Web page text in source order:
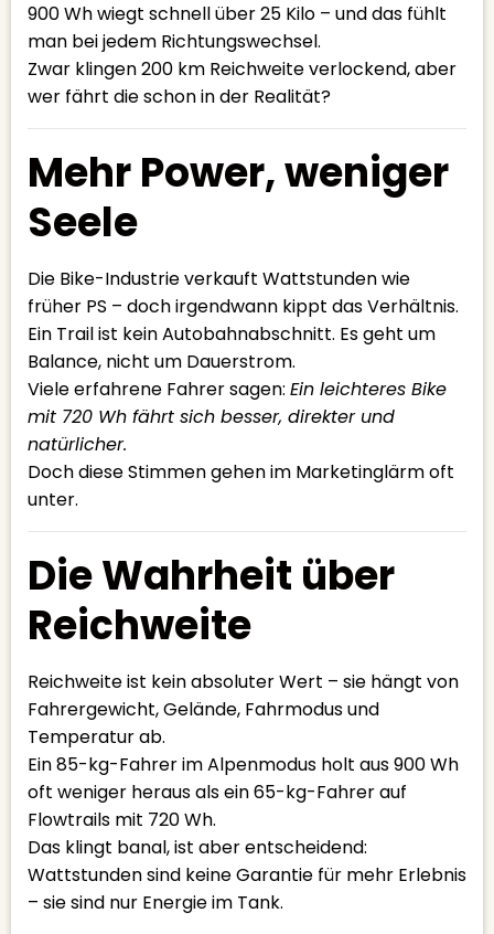
900 Wh wiegt schnell über 25 Kilo – und das fühlt
man bei jedem Richtungswechsel.
Zwar klingen 200 km Reichweite verlockend, aber
wer fährt die schon in der Realität?
Mehr Power, weniger
Seele
Die Bike-Industrie verkauft Wattstunden wie
früher PS – doch irgendwann kippt das Verhältnis.
Ein Trail ist kein Autobahnabschnitt. Es geht um
Balance, nicht um Dauerstrom.
Viele erfahrene Fahrer sagen: Ein leichteres Bike
mit 720 Wh fährt sich besser, direkter und
natürlicher.
Doch diese Stimmen gehen im Marketinglärm oft
unter.
Die Wahrheit über
Reichweite
Reichweite ist kein absoluter Wert – sie hängt von
Fahrergewicht, Gelände, Fahrmodus und
Temperatur ab.
Ein 85-kg-Fahrer im Alpenmodus holt aus 900 Wh
oft weniger heraus als ein 65-kg-Fahrer auf
Flowtrails mit 720 Wh.
Das klingt banal, ist aber entscheidend:
Wattstunden sind keine Garantie für mehr Erlebnis
– sie sind nur Energie im Tank.